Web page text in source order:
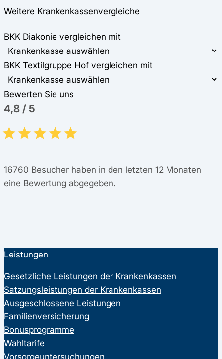
Weitere Krankenkassenvergleiche
BKK Diakonie vergleichen mit
BKK Textilgruppe Hof vergleichen mit
Bewerten Sie uns
4,8 / 5
16760 Besucher haben in den letzten 12 Monaten
eine Bewertung abgegeben.
Leistungen
Gesetzliche Leistungen der Krankenkassen
Satzungsleistungen der Krankenkassen
Ausgeschlossene Leistungen
Familienversicherung
Bonusprogramme
Wahltarife
Vorsorgeuntersuchungen